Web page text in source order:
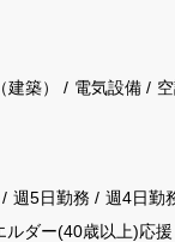
築） 電気設備
週5日勤務 週4日勤
ルダー(40歳以上)応援